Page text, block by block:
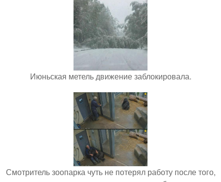
Июньская метель движение заблокировала.
Смотритель зоопарка чуть не потерял работу после того,